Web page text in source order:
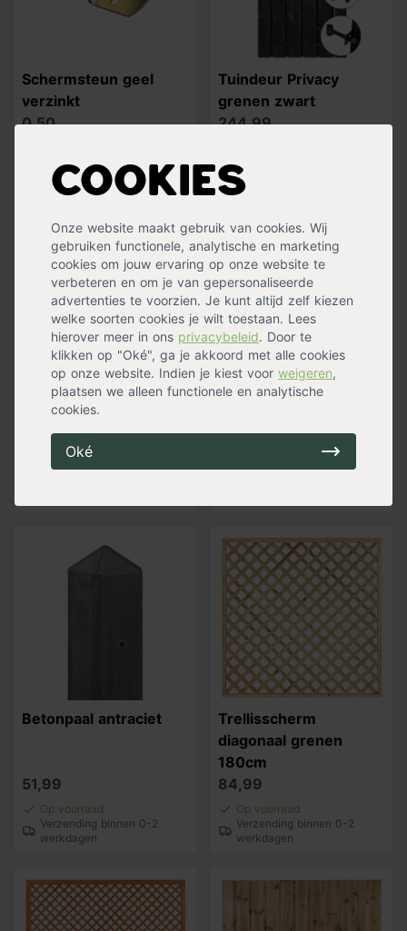
Cookies
Onze website maakt gebruik van cookies. Wij
gebruiken functionele, analytische en marketing
cookies om jouw ervaring op onze website te
verbeteren en om je van gepersonaliseerde
advertenties te voorzien. Je kunt altijd zelf kiezen
welke soorten cookies je wilt toestaan. Lees
hierover meer in ons privacybeleid. Door te
klikken op "Oké", ga je akkoord met alle cookies
op onze website. Indien je kiest voor weigeren,
plaatsen we alleen functionele en analytische
cookies.
Oké
Schermsteun geel
verzinkt
0,50
Verzending binnen 0-2
werkdagen
Tuindeur Privacy
grenen zwart
244,99
Verzending binnen 0-2
werkdagen
Engels hekwerk met
latafstand 7,5 cm
129,99
Op voorraad
Tuinscherm Vasse
Op voorraad
Betonpaal antraciet
51,99
Op voorraad
Verzending binnen 0-2
werkdagen
Trellisscherm
diagonaal grenen
180cm
84,99
Op voorraad
Verzending binnen 0-2
werkdagen